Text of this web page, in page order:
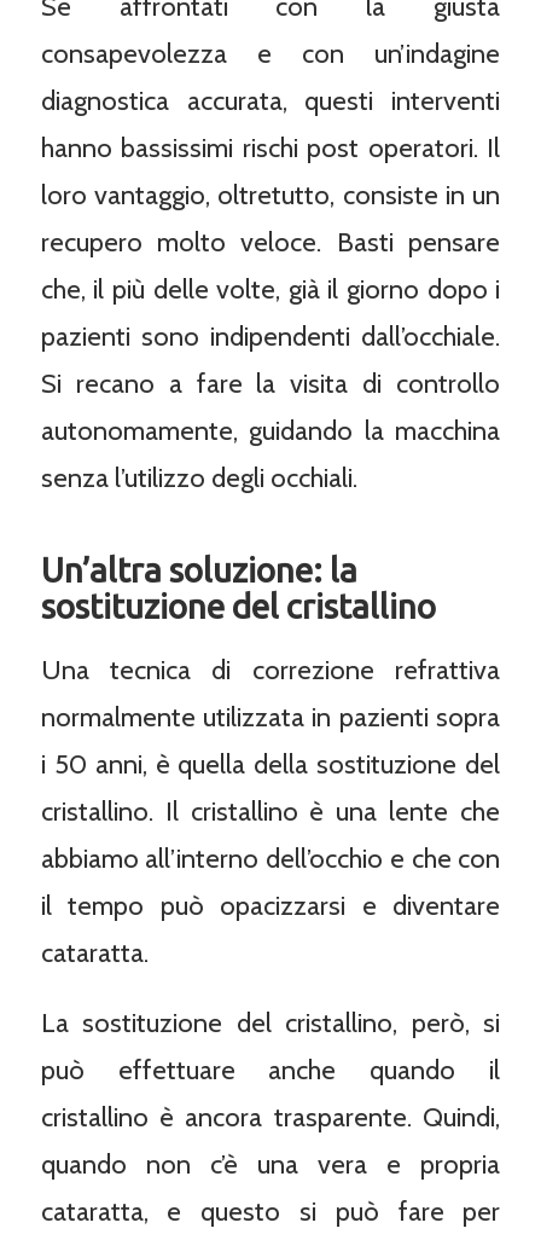
consapevolezza e con un’indagine
diagnostica accurata, questi interventi
hanno bassissimi rischi post operatori. Il
loro vantaggio, oltretutto, consiste in un
recupero molto veloce. Basti pensare
che, il più delle volte, già il giorno dopo i
pazienti sono indipendenti dall’occhiale.
Si recano a fare la visita di controllo
autonomamente, guidando la macchina
senza l’utilizzo degli occhiali.
Un’altra soluzione: la
sostituzione del cristallino
Una tecnica di correzione refrattiva
normalmente utilizzata in pazienti sopra
i 50 anni, è quella della sostituzione del
cristallino. Il cristallino è una lente che
abbiamo all’interno dell’occhio e che con
il tempo può opacizzarsi e diventare
cataratta.
La sostituzione del cristallino, però, si
può effettuare anche quando il
cristallino è ancora trasparente. Quindi,
quando non c’è una vera e propria
cataratta, e questo si può fare per